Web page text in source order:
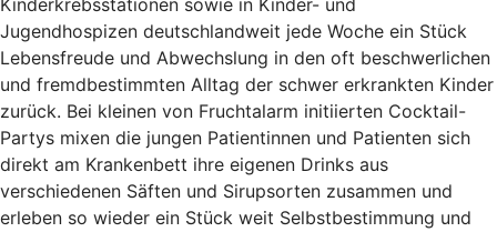
Jugendhospizen deutschlandweit jede Woche ein Stück
Lebensfreude und Abwechslung in den oft beschwerlichen
und fremdbestimmten Alltag der schwer erkrankten Kinder
zurück. Bei kleinen von Fruchtalarm initiierten Cocktail-
Partys mixen die jungen Patientinnen und Patienten sich
direkt am Krankenbett ihre eigenen Drinks aus
verschiedenen Säften und Sirupsorten zusammen und
erleben so wieder ein Stück weit Selbstbestimmung und